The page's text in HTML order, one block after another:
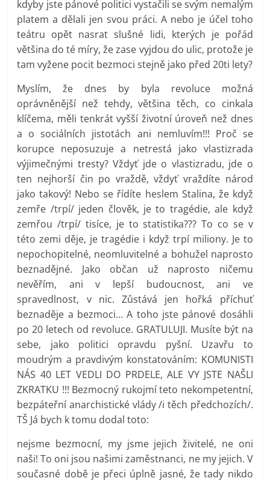
kdyby jste pánové politici vystačili se svým nemalým
platem a dělali jen svou práci. A nebo je účel toho
teátru opět nasrat slušné lidi, kterých je pořád
většina do té míry, že zase vyjdou do ulic, protože je
tam vyžene pocit bezmoci stejně jako před 20ti lety?
Myslím, že dnes by byla revoluce možná
oprávněnější než tehdy, většina těch, co cinkala
klíčema, měli tenkrát vyšší životní úroveň než dnes
a o sociálních jistotách ani nemluvím!!! Proč se
korupce neposuzuje a netrestá jako vlastizrada
výjimečnými tresty? Vždyť jde o vlastizradu, jde o
ten nejhorší čin po vraždě, vždyť vraždíte národ
jako takový! Nebo se řídíte heslem Stalina, že když
zemře /trpí/ jeden člověk, je to tragédie, ale když
zemřou /trpí/ tisíce, je to statistika??? To co se v
této zemi děje, je tragédie i když trpí miliony. Je to
nepochopitelné, neomluvitelné a bohužel naprosto
beznadějné. Jako občan už naprosto ničemu
nevěřím, ani v lepší budoucnost, ani ve
spravedlnost, v nic. Zůstává jen hořká příchuť
beznaděje a bezmoci… A toho jste pánové dosáhli
po 20 letech od revoluce. GRATULUJI. Musíte být na
sebe, jako politici opravdu pyšní. Uzavřu to
moudrým a pravdivým konstatováním: KOMUNISTI
NÁS 40 LET VEDLI DO PRDELE, ALE VY JSTE NAŠLI
ZKRATKU !!! Bezmocný rukojmí teto nekompetentní,
bezpáteřní anarchistické vlády /i těch předchozích/.
TŠ Já bych k tomu dodal toto:
nejsme bezmocní, my jsme jejich živitelé, ne oni
naši! To oni jsou našimi zaměstnanci, ne my jejich. V
současné době je přeci úplně jasné, že tady nikdo